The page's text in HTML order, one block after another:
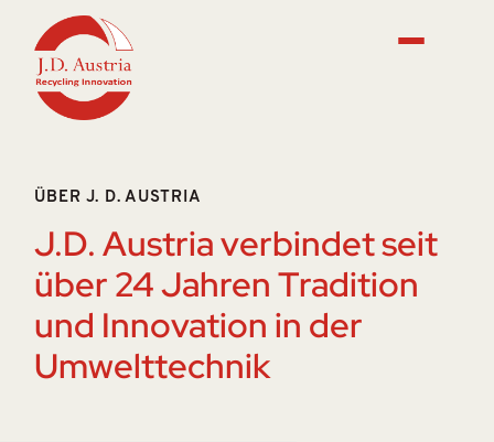
ÜBER J. D. AUSTRIA
J.D. Austria verbindet seit
über 24 Jahren Tradition
und Innovation in der
Umwelttechnik